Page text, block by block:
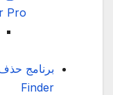
Pro
Finder